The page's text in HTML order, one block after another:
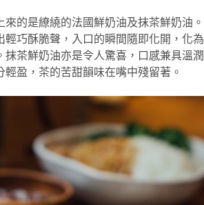
的是繚繞的法國鮮奶油及抹茶鮮奶油。
輕巧酥脆聲，入口的瞬間隨即化開，化為
抹茶鮮奶油亦是令人驚喜，口感兼具溫潤
輕盈，茶的苦甜韻味在嘴中殘留著。